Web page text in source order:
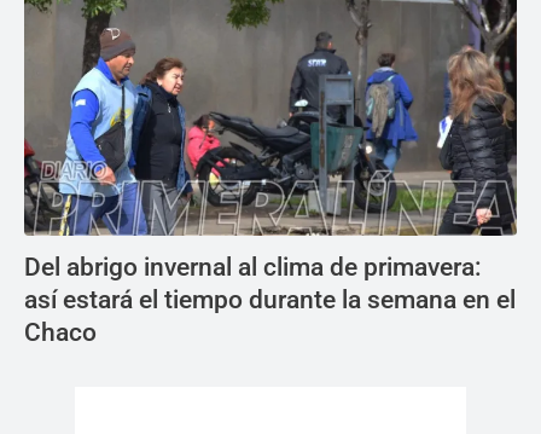
Del abrigo invernal al clima de primavera:
así estará el tiempo durante la semana en el
Chaco